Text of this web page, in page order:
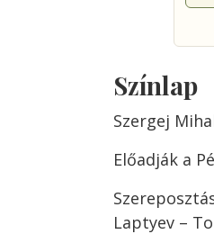
Színlap
Szergej
Előadják a
Laptyev –